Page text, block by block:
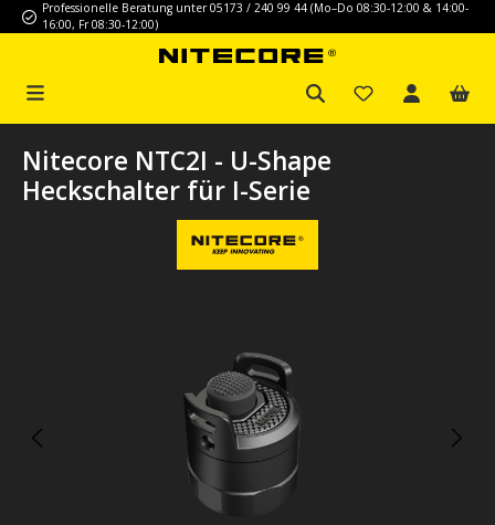
Zum Hauptinhalt springen
Professionelle Beratung unter 05173 / 240 99 44 (Mo–Do 08:30-12:00 & 14:00-
16:00, Fr 08:30-12:00)
Nitecore NTC2I - U-Shape
Heckschalter für I-Serie